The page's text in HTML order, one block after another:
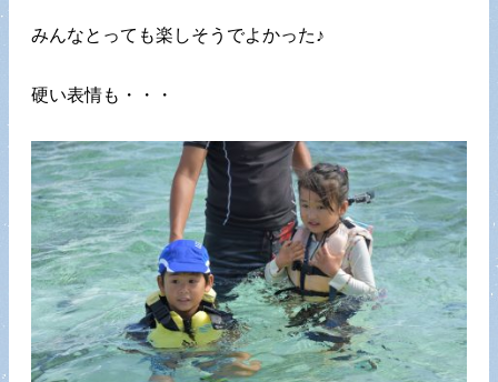
みんなとっても楽しそうでよかった♪
硬い表情も・・・